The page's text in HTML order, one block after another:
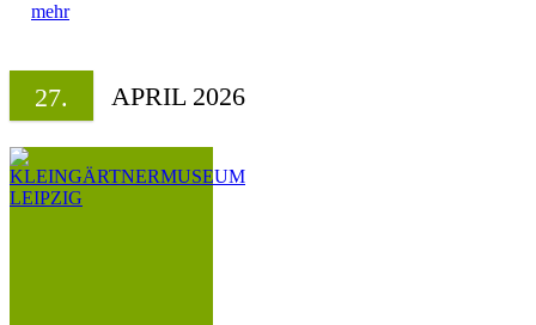
mehr
27. APRIL 2026